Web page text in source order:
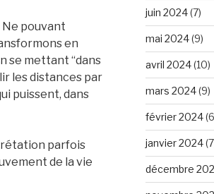
Ne pouvant
en
se mettant “dans
les distances par
puissent, dans
parfois
de la vie
juin 2024(7)
mai 2024(9)
avril 2024(10)
mars 2024(9)
février 2024
janvier 2024
décembre